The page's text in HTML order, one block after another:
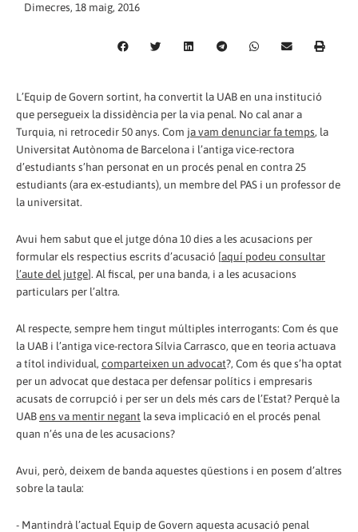
Dimecres, 18 maig, 2016
L’Equip de Govern sortint, ha convertit la UAB en una institució
que persegueix la dissidència per la via penal. No cal anar a
Turquia, ni retrocedir 50 anys. Com ja vam denunciar fa temps, la
Universitat Autònoma de Barcelona i l’antiga vice-rectora
d’estudiants s’han personat en un procés penal en contra 25
estudiants (ara ex-estudiants), un membre del PAS i un professor de
la universitat.
Avui hem sabut que el jutge dóna 10 dies a les acusacions per
formular els respectius escrits d’acusació [aquí podeu consultar
l’aute del jutge]. Al fiscal, per una banda, i a les acusacions
particulars per l’altra.
Al respecte, sempre hem tingut múltiples interrogants: Com és que
la UAB i l’antiga vice-rectora Sílvia Carrasco, que en teoria actuava
a títol individual, comparteixen un advocat?, Com és que s’ha optat
per un advocat que destaca per defensar polítics i empresaris
acusats de corrupció i per ser un dels més cars de l’Estat? Perquè la
UABens va mentir negant la seva implicació en el procés penal
quan n’és una de les acusacions?
Avui, però, deixem de banda aquestes qüestions i en posem d’altres
sobre la taula:
- Mantindrà l’actual Equip de Govern aquesta acusació penal